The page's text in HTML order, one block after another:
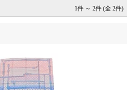
1件 ～ 2件 (全 2件)